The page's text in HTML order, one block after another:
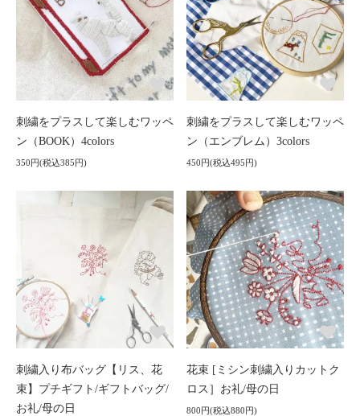
刺繍をプラスして楽しむワッペ
ン（BOOK）4colors
350円(税込385円)
刺繍をプラスして楽しむワッペ
ン（エンブレム）3colors
450円(税込495円)
刺繍入り布バッグ【リス、花
束】プチギフト/ギフトバッグ/
お礼/母の日
花束 [ミシン刺繍入りカットク
ロス］お礼/母の日
800円(税込880円)